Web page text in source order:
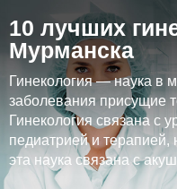
10 лучших
Мурманска
Гинекология — наука в
заболевания присущие
Гинекология связана с
педиатрией и
эта наука связана с